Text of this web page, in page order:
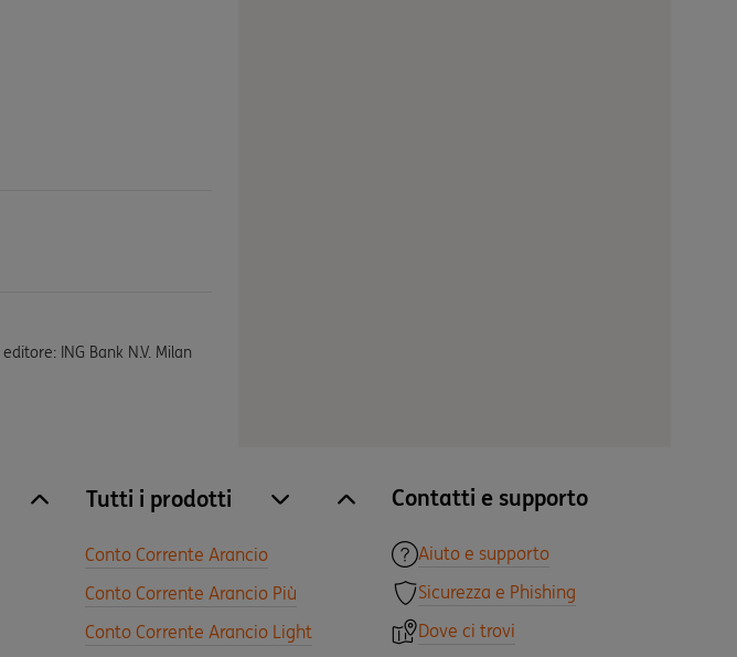
ING Bank N.V. Milan
[it-IT] Chi siamo
Chiudi Chi siamo
Tutti i prodotti site.accordion.apri [it-IT] Tutti i prodotti
Chiudi Tutti i prodotti
Conto Corrente Arancio
Conto Corrente Arancio Più
Conto Corrente Arancio Light
Contatti e supporto
Aiuto e supporto
Sicurezza e Phishing
Dove ci trovi